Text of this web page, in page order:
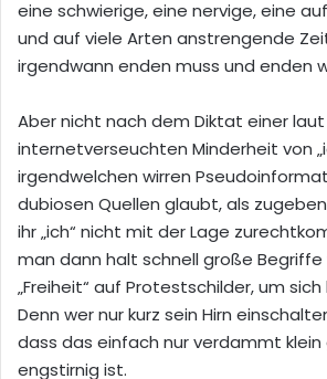
eine schwierige, eine nervige, eine
und auf viele Arten anstrengende
irgendwann enden muss und enden
Aber nicht nach dem Diktat einer
internetverseuchten Minderheit von
irgendwelchen wirren
dubiosen Quellen glaubt, als
ihr „ich“ nicht mit der Lage
man dann halt schnell große Begriffe
„Freiheit“ auf Protestschilder, um
Denn wer nur kurz sein Hirn
dass das einfach nur verdammt
engstirnig ist.